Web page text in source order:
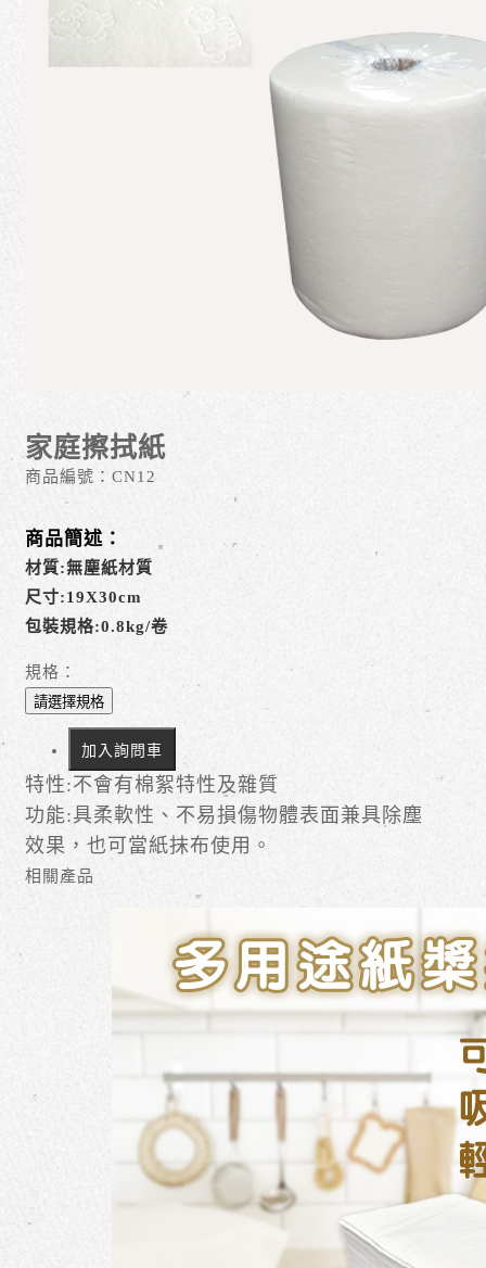
家庭擦拭紙
商品編號： CN12
商品簡述：
材質:無塵紙材質
尺寸:19X30cm
包裝規格:0.8kg/卷
規格：
請選擇規格
加入詢問車
特性:不會有棉絮特性及雜質
功能:具柔軟性、不易損傷物體表面兼具除塵
效果，也可當紙抹布使用。
相關產品